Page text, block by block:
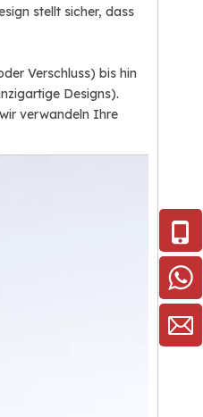
stellt sicher, dass
Verschluss) bis hin
Designs).
verwandeln Ihre